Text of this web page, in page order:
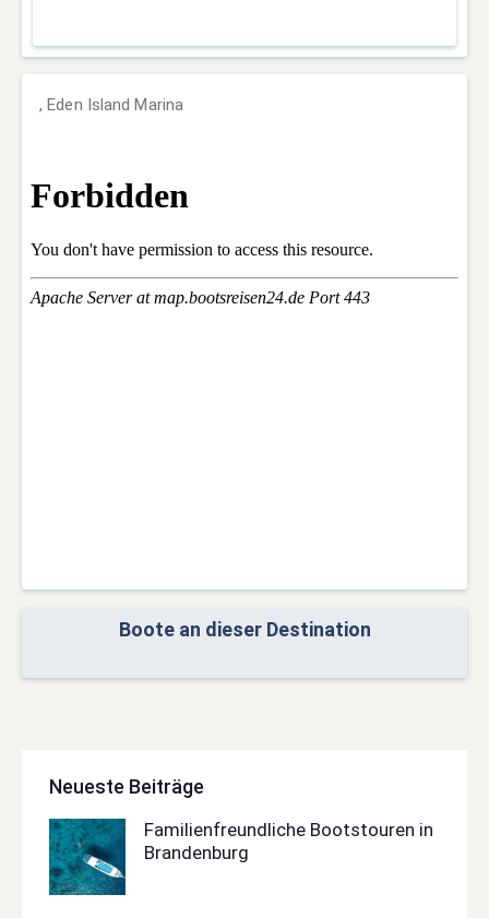
, Eden Island Marina
Boote an dieser Destination
Neueste Beiträge
Familienfreundliche Bootstouren in
Brandenburg